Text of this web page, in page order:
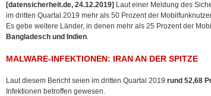
[datensicherheit.de, 24.12.2019] Laut einer Meldung des
im dritten Quartal 2019 mehr als 50 Prozent der
Es gebe weitere Länder, in denen mehr als 25 Prozent der
Bangladesch und Indien.
MALWARE-INFEKTIONEN: IRAN AN DER SPITZE
Laut diesem Bericht seien im dritten Quartal 2019 rund 52,68
Infektionen betroffen gewesen.